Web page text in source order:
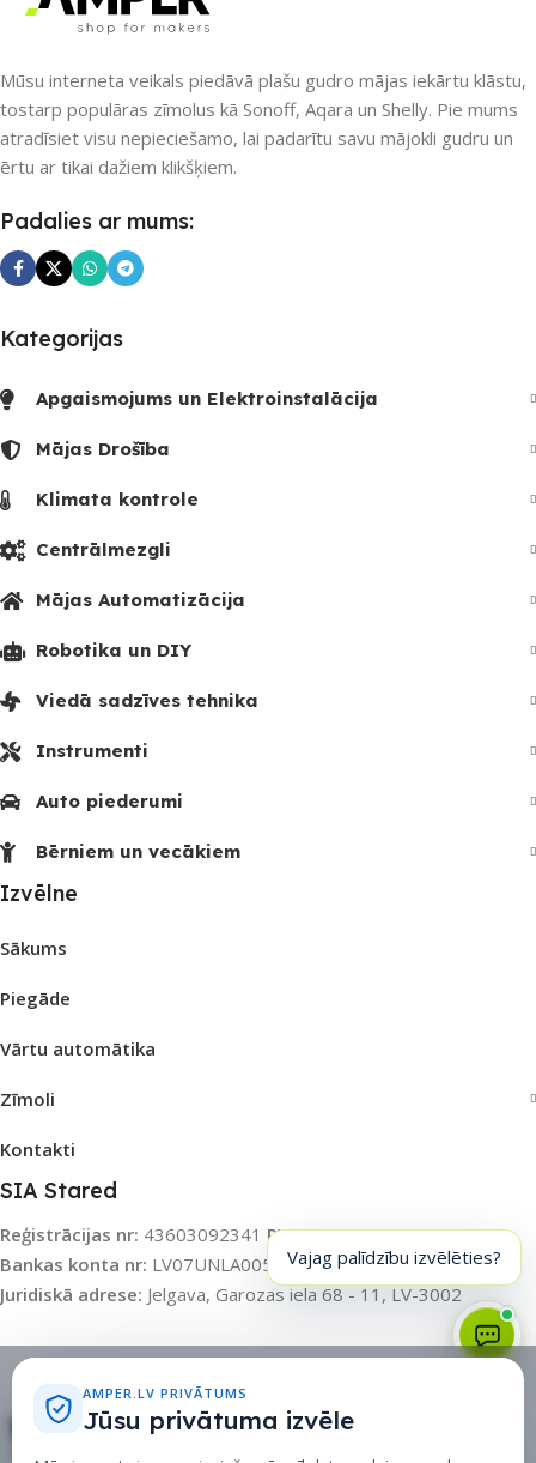
UZREIZ PIEEJAMAIS
3
Nē
UZREIZ PIEEJAMAIS
Mūsu interneta veikals piedāvā plašu gudro mājas iekārtu klāstu,
tostarp populāras zīmolus kā Sonoff, Aqara un Shelly. Pie mums
atradīsiet visu nepieciešamo, lai padarītu savu mājokli gudru un
ērtu ar tikai dažiem klikšķiem.
Padalies ar mums:
Kategorijas
Apgaismojums un Elektroinstalācija
Mājas Drošība
Klimata kontrole
Centrālmezgli
Mājas Automatizācija
Robotika un DIY
Viedā sadzīves tehnika
Instrumenti
Auto piederumi
Bērniem un vecākiem
Izvēlne
Sākums
Piegāde
Vārtu automātika
Zīmoli
Kontakti
SIA Stared
Reģistrācijas nr: 43603092341 PVN nr:LV43603092341
Bankas konta nr: LV07UNLA0055003115031Banka:SEB AS
Juridiskā adrese: Jelgava, Garozas iela 68 - 11, LV-3002
Vajag palīdzību izvēlēties?
AMPER.LV PRIVĀTUMS
Jūsu privātuma izvēle